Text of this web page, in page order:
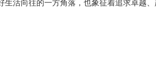
活向往的一方角落，也象征着追求卓越、